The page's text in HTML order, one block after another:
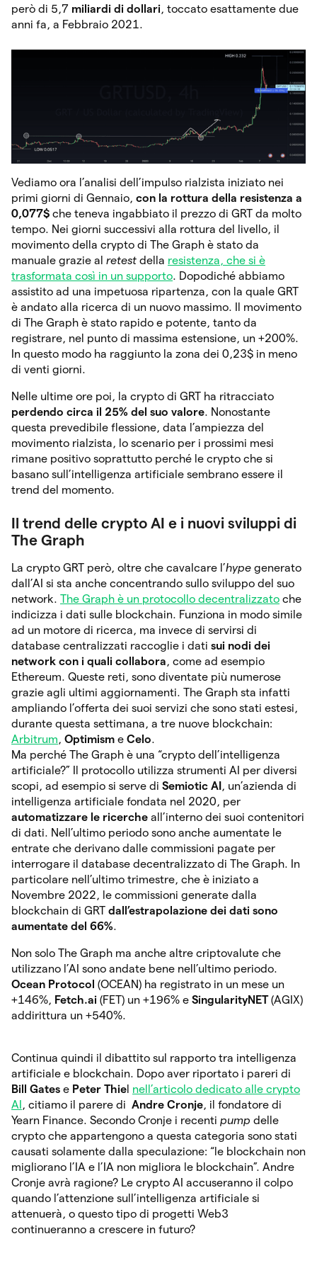
però di 5,7 miliardi di dollari, toccato esattamente due
anni fa, a Febbraio 2021.
Vediamo ora l’analisi dell’impulso rialzista iniziato nei
primi giorni di Gennaio, con la rottura della resistenza a
0,077$ che teneva ingabbiato il prezzo di GRT da molto
tempo. Nei giorni successivi alla rottura del livello, il
movimento della crypto di The Graph è stato da
manuale grazie al retest della resistenza, che si è
trasformata così in un supporto. Dopodiché abbiamo
assistito ad una impetuosa ripartenza, con la quale GRT
è andato alla ricerca di un nuovo massimo. Il movimento
di The Graph è stato rapido e potente, tanto da
registrare, nel punto di massima estensione, un +200%.
In questo modo ha raggiunto la zona dei 0,23$ in meno
di venti giorni.
Nelle ultime ore poi, la crypto di GRT ha ritracciato
perdendo circa il 25% del suo valore. Nonostante
questa prevedibile flessione, data l’ampiezza del
movimento rialzista, lo scenario per i prossimi mesi
rimane positivo soprattutto perché le crypto che si
basano sull’intelligenza artificiale sembrano essere il
trend del momento.
Il trend delle crypto AI e i nuovi sviluppi di
The Graph
La crypto GRT però, oltre che cavalcare l’hype generato
dall’AI si sta anche concentrando sullo sviluppo del suo
network. The Graph è un protocollo decentralizzato che
indicizza i dati sulle blockchain. Funziona in modo simile
ad un motore di ricerca, ma invece di servirsi di
database centralizzati raccoglie i dati sui nodi dei
network con i quali collabora, come ad esempio
Ethereum. Queste reti, sono diventate più numerose
grazie agli ultimi aggiornamenti. The Graph sta infatti
ampliando l’offerta dei suoi servizi che sono stati estesi,
durante questa settimana, a tre nuove blockchain:
Arbitrum, Optimism e Celo.
Ma perché The Graph è una “crypto dell’intelligenza
artificiale?” Il protocollo utilizza strumenti AI per diversi
scopi, ad esempio si serve di Semiotic AI , un’azienda di
intelligenza artificiale fondata nel 2020, per
automatizzare le ricerche all’interno dei suoi contenitori
di dati. Nell’ultimo periodo sono anche aumentate le
entrate che derivano dalle commissioni pagate per
interrogare il database decentralizzato di The Graph. In
particolare nell’ultimo trimestre, che è iniziato a
Novembre 2022, le commissioni generate dalla
blockchain di GRT dall’estrapolazione dei dati sono
aumentate del 66%.
Non solo The Graph ma anche altre criptovalute che
utilizzano l’AI sono andate bene nell’ultimo periodo.
Ocean Protocol (OCEAN) ha registrato in un mese un
+146%, Fetch.ai (FET) un +196% e SingularityNET(AGIX)
addirittura un +540%.
Continua quindi il dibattito sul rapporto tra intelligenza
artificiale e blockchain. Dopo aver riportato i pareri di
Bill Gates e Peter Thie nell’articolo dedicato alle crypto
AI , citiamo il parere di Andre Cronje, il fondatore di
Yearn Finance. Secondo Cronje i recenti pump delle
crypto che appartengono a questa categoria sono stati
causati solamente dalla speculazione: “le blockchain non
migliorano l’IA e l’IA non migliora le blockchain”. Andre
Cronje avrà ragione? Le crypto AI accuseranno il colpo
quando l’attenzione sull’intelligenza artificiale si
attenuerà, o questo tipo di progetti Web3
continueranno a crescere in futuro?